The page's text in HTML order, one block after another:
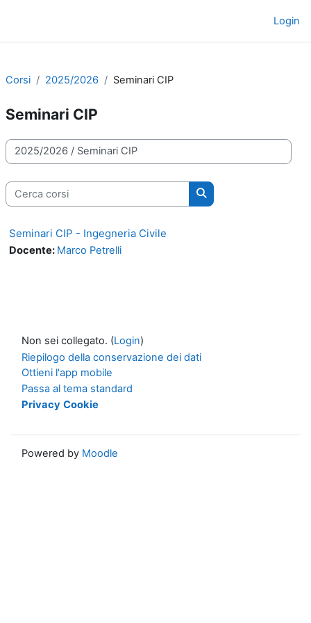
Login
Corsi 2025/2026 Seminari CIP
Seminari CIP
Categorie di corso
Cerca corsi
Cerca corsi
Seminari CIP - Ingegneria Civile
Docente: Marco Petrelli
Non sei collegato. (Login)
Riepilogo della conservazione dei dati
Ottieni l'app mobile
Passa al tema standard
Privacy Cookie
Powered by Moodle